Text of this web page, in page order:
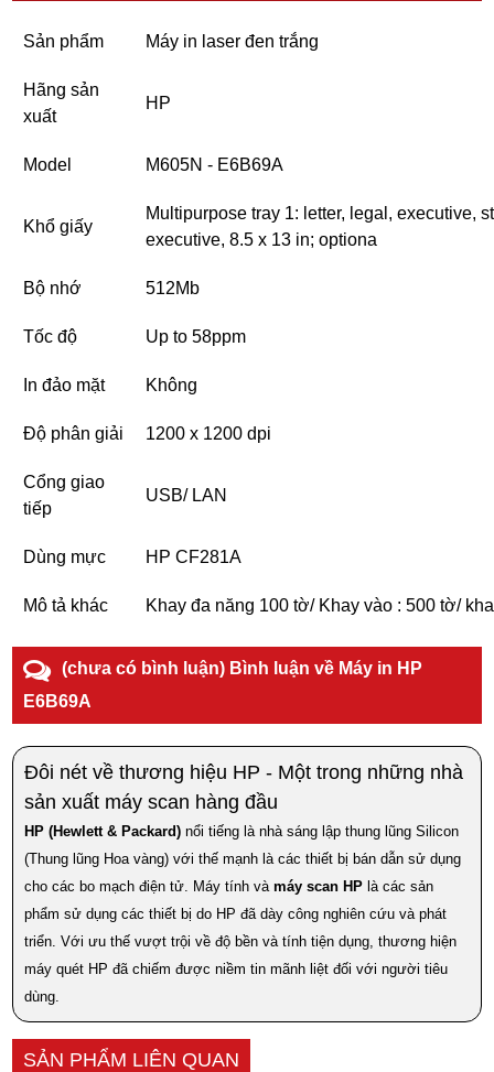
Sản phẩm Máy in laser đen trắng
Hãng sản
xuất
HP
Model M605N - E6B69A
Khổ giấy
Multipurpose tray 1: letter, legal, executive,
executive, 8.5 x 13 in; optiona
Bộ nhớ 512Mb
Tốc độ Up to 58ppm
In đảo mặt Không
Độ phân giải 1200 x 1200 dpi
Cổng giao
tiếp
USB/ LAN
Dùng mực HP CF281A
Mô tả khác Khay đa năng 100 tờ/ Khay vào : 500 tờ/
(chưa có bình luận) Bình luận về Máy in HP
E6B69A
Đôi nét về thương hiệu HP - Một trong những nhà
sản xuất máy scan hàng đầu
HP (Hewlett & Packard) nổi tiếng là nhà sáng lập thung lũng Silicon
(Thung lũng Hoa vàng) với thế mạnh là các thiết bị bán dẫn sử dụng
cho các bo mạch điện tử. Máy tính vàmáy scan HP là các sản
phẩm sử dụng các thiết bị do HP đã dày công nghiên cứu và phát
triển. Với ưu thế vượt trội về độ bền và tính tiện dụng, thương hiện
máy quét HP đã chiếm được niềm tin mãnh liệt đối với người tiêu
dùng.
SẢN PHẨM LIÊN QUAN